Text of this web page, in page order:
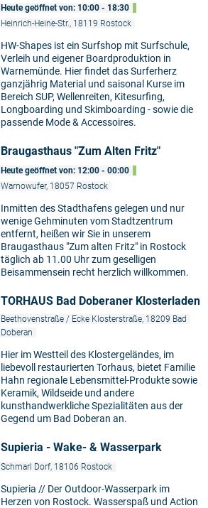
Heute geöffnet von: 10:00 - 18:30
Heinrich-Heine-Str., 18119 Rostock
HW-Shapes ist ein Surfshop mit Surfschule,
Verleih und eigener Boardproduktion in
Warnemünde. Hier findet das Surferherz
ganzjährig Material und saisonal Kurse im
Bereich SUP, Wellenreiten, Kitesurfing,
Longboarding und Skimboarding - sowie die
passende Mode & Accessoires.
Braugasthaus "Zum Alten Fritz"
Heute geöffnet von: 12:00 - 00:00
Warnowufer, 18057 Rostock
Inmitten des Stadthafens gelegen und nur
wenige Gehminuten vom Stadtzentrum
entfernt, heißen wir Sie in unserem
Braugasthaus "Zum alten Fritz" in Rostock
täglich ab 11.00 Uhr zum geselligen
Beisammensein recht herzlich willkommen.
TORHAUS Bad Doberaner Klosterladen
Beethovenstraße / Ecke Klosterstraße, 18209 Bad
Doberan
Hier im Westteil des Klostergeländes, im
liebevoll restaurierten Torhaus, bietet Familie
Hahn regionale Lebensmittel-Produkte sowie
Keramik, Wildseide und andere
kunsthandwerkliche Spezialitäten aus der
Gegend um Bad Doberan an.
Supieria - Wake- & Wasserpark
Schmarl Dorf, 18106 Rostock
Supieria // Der Outdoor-Wasserpark im
Herzen von Rostock. Wasserspaß und Action